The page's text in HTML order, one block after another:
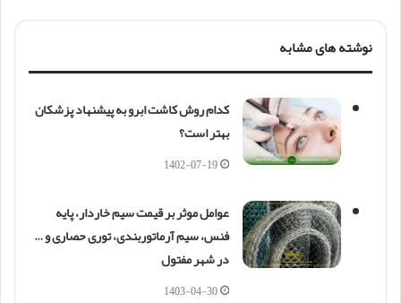
نوشته های مشابه
کدام روش کاشت ابرو به پیشنهاد پزشکان
بهتر است؟
1402-07-19
عوامل موثر بر قیمت سیم خاردار، پایه
فنس، سیم آرماتوربندی، توری حصاری و …
در شهر مفتول
1403-04-30